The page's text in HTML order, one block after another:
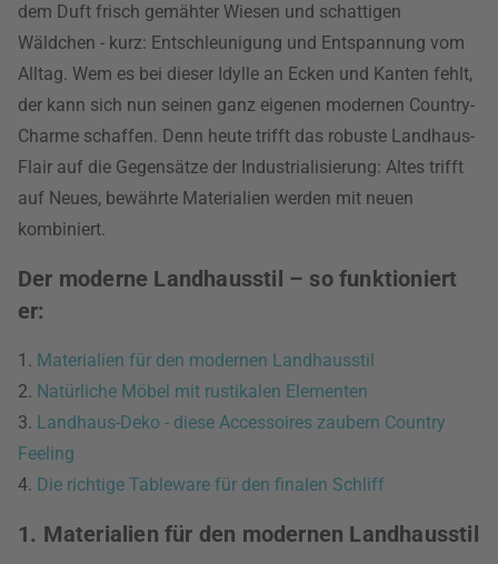
dem Duft frisch gemähter Wiesen und schattigen
Wäldchen - kurz: Entschleunigung und Entspannung vom
Alltag. Wem es bei dieser Idylle an Ecken und Kanten fehlt,
der kann sich nun seinen ganz eigenen modernen Country-
Charme schaffen. Denn heute trifft das robuste Landhaus-
Flair auf die Gegensätze der Industrialisierung: Altes trifft
auf Neues, bewährte Materialien werden mit neuen
kombiniert.
Der moderne Landhausstil – so funktioniert
er:
1. Materialien für den modernen Landhausstil
2. Natürliche Möbel mit rustikalen Elementen
3. Landhaus-Deko - diese Accessoires zaubern Country
Feeling
4. Die richtige Tableware für den finalen Schliff
1. Materialien für den modernen Landhausstil